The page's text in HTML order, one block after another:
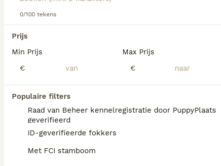
0/100 tekens
Prijs
Min Prijs
€
Max Prijs
€
Populaire filters
Raad van Beheer kennelregistratie door PuppyPlaats
geverifieerd
ID-geverifieerde fokkers
Met FCI stamboom
informatie over dit hondenras.
Als je toekomstige resultaten wil zien voor deze
exacte zoekopdracht, sla dan je zoekopdracht op en
FAQ's